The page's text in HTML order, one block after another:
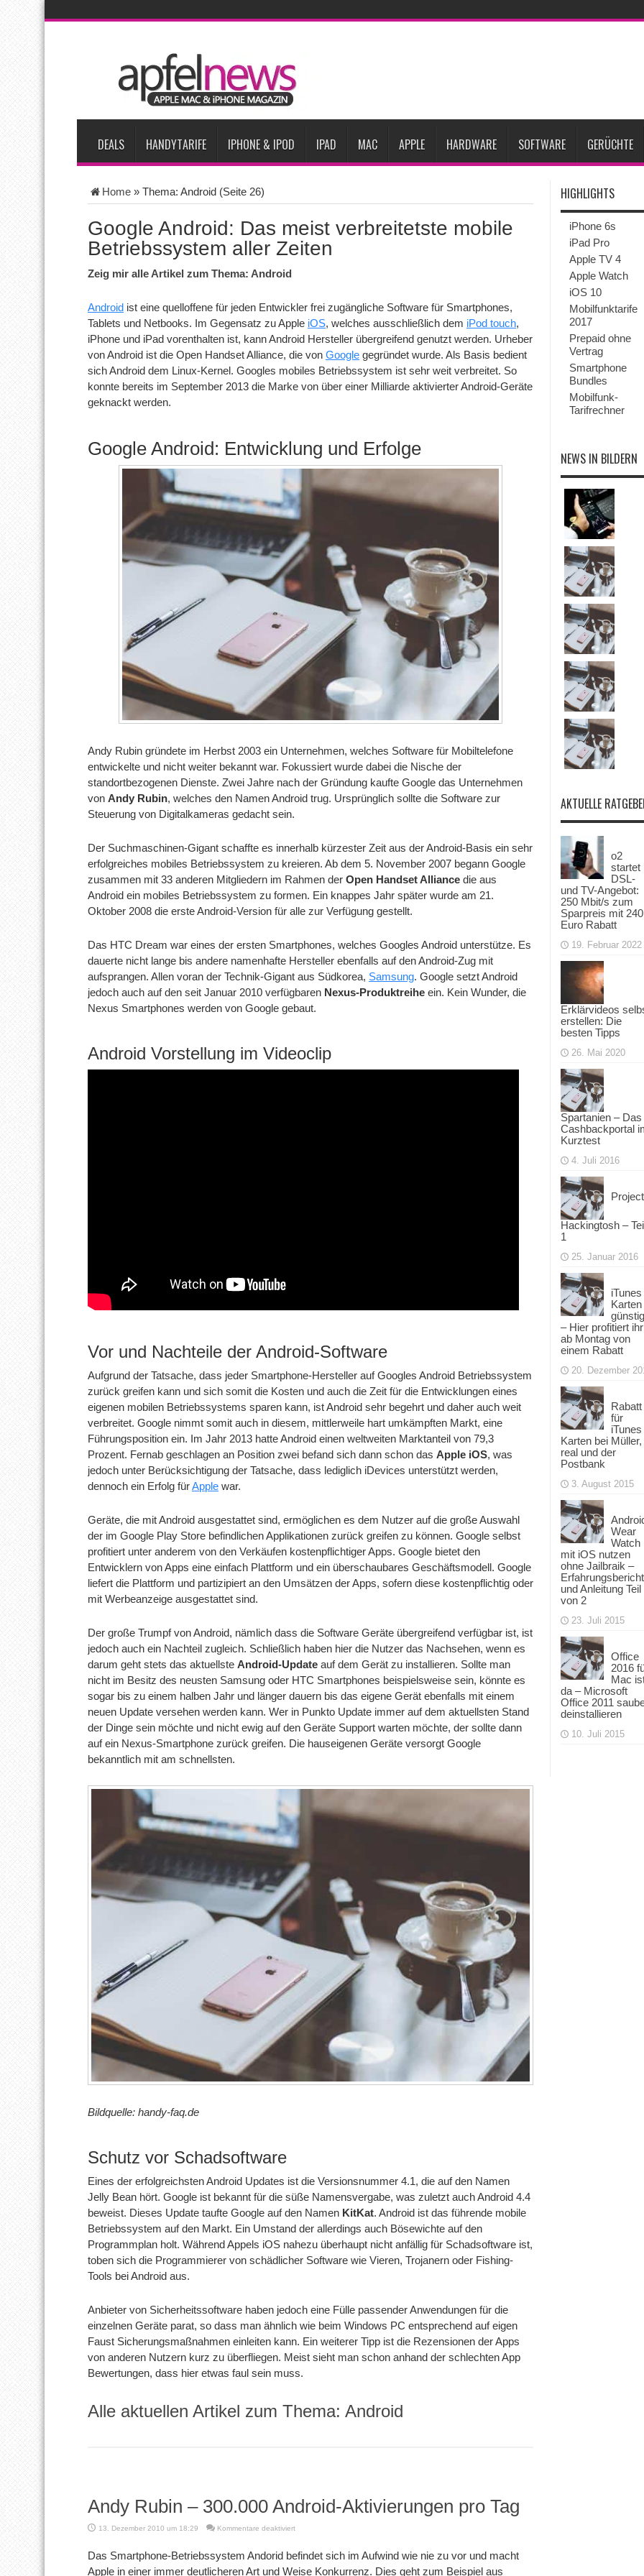
iPhone Ultra lässt Verkauf faltbarer Smartphones 2026 um 20 Prozent steigen
iPhone 18 Pro: Diese 3 großen Upgrades bringt das Top-Modell
iPhone Air 2 für Anfang 2027 erwartet Apples vermutete AirPods mit Kameras sollen bereits im September erscheinen
Apple erzielt 49 Prozent des weltweiten Smartphone-Umsatzes im 2. Quartal
DEALS HANDYTARIFE IPHONE & IPOD IPAD MAC APPLE HARDWARE SOFTWARE GERÜCHTE
Home » Thema: Android (Seite 26)
Google Android: Das meist verbreitetste mobile
Betriebssystem aller Zeiten
Zeig mir alle Artikel zum Thema: Android
Android ist eine quelloffene für jeden Entwickler frei zugängliche Software für Smartphones,
Tablets und Netbooks. Im Gegensatz zu Apple iOS, welches ausschließlich dem iPod touch,
iPhone und iPad vorenthalten ist, kann Android Hersteller übergreifend genutzt werden. Urheber
von Android ist die Open Handset Alliance, die von Google gegründet wurde. Als Basis bedient
sich Android dem Linux-Kernel. Googles mobiles Betriebssystem ist sehr weit verbreitet. So
konnte bereits im September 2013 die Marke von über einer Milliarde aktivierter Android-Geräte
geknackt werden.
Google Android: Entwicklung und Erfolge
Andy Rubin gründete im Herbst 2003 ein Unternehmen, welches Software für Mobiltelefone
entwickelte und nicht weiter bekannt war. Fokussiert wurde dabei die Nische der
standortbezogenen Dienste. Zwei Jahre nach der Gründung kaufte Google das Unternehmen
von Andy Rubin, welches den Namen Android trug. Ursprünglich sollte die Software zur
Steuerung von Digitalkameras gedacht sein.
Der Suchmaschinen-Gigant schaffte es innerhalb kürzester Zeit aus der Android-Basis ein sehr
erfolgreiches mobiles Betriebssystem zu kreieren. Ab dem 5. November 2007 begann Google
zusammen mit 33 anderen Mitgliedern im Rahmen der Open Handset Alliance die aus
Android ein mobiles Betriebssystem zu formen. Ein knappes Jahr später wurde am 21.
Oktober 2008 die erste Android-Version für alle zur Verfügung gestellt.
Das HTC Dream war eines der ersten Smartphones, welches Googles Android unterstütze. Es
dauerte nicht lange bis andere namenhafte Hersteller ebenfalls auf den Android-Zug mit
aufsprangen. Allen voran der Technik-Gigant aus Südkorea, Samsung. Google setzt Android
jedoch auch auf den seit Januar 2010 verfügbaren Nexus-Produktreihe ein. Kein Wunder, die
Nexus Smartphones werden von Google gebaut.
Android Vorstellung im Videoclip
Vor und Nachteile der Android-Software
Aufgrund der Tatsache, dass jeder Smartphone-Hersteller auf Googles Android Betriebssystem
zurück greifen kann und sich somit die Kosten und auch die Zeit für die Entwicklungen eines
eigenen mobilen Betriebssystems sparen kann, ist Android sehr begehrt und daher auch weit
verbreitet. Google nimmt somit auch in diesem, mittlerweile hart umkämpften Markt, eine
Führungsposition ein. Im Jahr 2013 hatte Android einen weltweiten Marktanteil von 79,3
Prozent. Fernab geschlagen an Position zwei befand sich dann schon das Apple iOS, was
jedoch unter Berücksichtigung der Tatsache, dass lediglich iDevices unterstützt werden,
dennoch ein Erfolg fürApple war.
Geräte, die mit Android ausgestattet sind, ermöglichen es dem Nutzer auf die große Auswahl
der im Google Play Store befindlichen Applikationen zurück greifen zu können. Google selbst
profitiert unter anderem von den Verkäufen kostenpflichtiger Apps. Google bietet den
Entwicklern von Apps eine einfach Plattform und ein überschaubares Geschäftsmodell. Google
liefert die Plattform und partizipiert an den Umsätzen der Apps, sofern diese kostenpflichtig oder
mit Werbeanzeige ausgestattet sind.
Der große Trumpf von Android, nämlich dass die Software Geräte übergreifend verfügbar ist, ist
jedoch auch ein Nachteil zugleich. Schließlich haben hier die Nutzer das Nachsehen, wenn es
darum geht stets das aktuellste Android-Update auf dem Gerät zu installieren. Sollte man
nicht im Besitz des neusten Samsung oder HTC Smartphones beispielsweise sein, könnte es
sogar bis zu einem halben Jahr und länger dauern bis das eigene Gerät ebenfalls mit einem
neuen Update versehen werden kann. Wer in Punkto Update immer auf dem aktuellsten Stand
der Dinge sein möchte und nicht ewig auf den Geräte Support warten möchte, der sollte dann
auf ein Nexus-Smartphone zurück greifen. Die hauseigenen Geräte versorgt Google
bekanntlich mit am schnellsten.
Bildquelle: handy-faq.de
Schutz vor Schadsoftware
Eines der erfolgreichsten Android Updates ist die Versionsnummer 4.1, die auf den Namen
Jelly Bean hört. Google ist bekannt für die süße Namensvergabe, was zuletzt auch Android 4.4
beweist. Dieses Update taufte Google auf den Namen KitKat. Android ist das führende mobile
Betriebssystem auf den Markt. Ein Umstand der allerdings auch Bösewichte auf den
Programmplan holt. Während Appels iOS nahezu überhaupt nicht anfällig für Schadsoftware ist,
toben sich die Programmierer von schädlicher Software wie Vieren, Trojanern oder Fishing-
Tools bei Android aus.
Anbieter von Sicherheitssoftware haben jedoch eine Fülle passender Anwendungen für die
einzelnen Geräte parat, so dass man ähnlich wie beim Windows PC entsprechend auf eigen
Faust Sicherungsmaßnahmen einleiten kann. Ein weiterer Tipp ist die Rezensionen der Apps
von anderen Nutzern kurz zu überfliegen. Meist sieht man schon anhand der schlechten App
Bewertungen, dass hier etwas faul sein muss.
Alle aktuellen Artikel zum Thema: Android
Andy Rubin – 300.000 Android-Aktivierungen pro Tag
13. Dezember 2010 um 18:29 Kommentare deaktiviertfür
–
300.000
Das Smartphone-Betriebssystem Andorid befindet sich im Aufwind wie nie zu vor und macht
Apple in einer immer deutlicheren Art und Weise Konkurrenz. Dies geht zum Beispiel aus
HIGHLIGHTS
iPhone 6s
iPad Pro
Apple TV 4
Apple Watch
iOS 10
Mobilfunktarife
2017
Prepaid ohne
Vertrag
Smartphone
Bundles
Mobilfunk-
Tarifrechner
NEWS IN BILDERN
AKTUELLE
o2
startet
DSL-
und TV-Angebot:
250 Mbit/s zum
Sparpreis mit 240
Euro Rabatt
19. Februar 2022
Erklärvideos
erstellen: Die
besten Tipps
26. Mai 2020
Spartanien – Das
Cashbackportal
Kurztest
4. Juli 2016
Project
Hackingtosh –
1
25. Januar 2016
iTunes
Karten
– Hier profitiert ihr
ab Montag von
einem Rabatt
20. Dezember
Rabatt
für
iTunes
Karten bei Müller,
real und der
Postbank
3. August 2015
Wear
Watch
mit iOS nutzen
ohne Jailbraik –
Erfahrungsbericht
und Anleitung Teil
von 2
23. Juli 2015
Office
2016
Mac
da – Microsoft
Office 2011
deinstallieren
10. Juli 2015